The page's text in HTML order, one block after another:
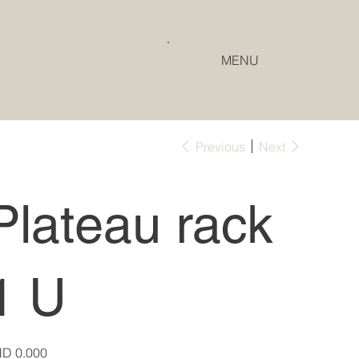
MENU
Previous Next
rack
U
0.000